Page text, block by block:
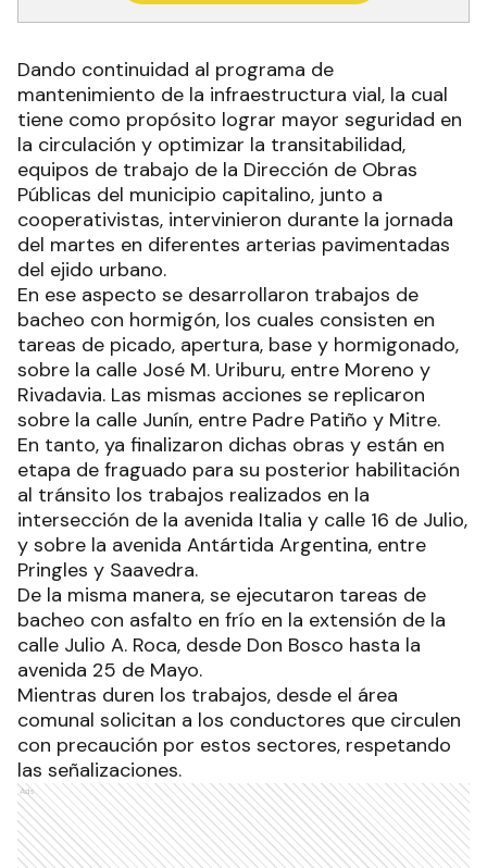
Dando continuidad al programa de
mantenimiento de la infraestructura vial, la cual
tiene como propósito lograr mayor seguridad en
la circulación y optimizar la transitabilidad,
equipos de trabajo de la Dirección de Obras
Públicas del municipio capitalino, junto a
cooperativistas, intervinieron durante la jornada
del martes en diferentes arterias pavimentadas
del ejido urbano.
En ese aspecto se desarrollaron trabajos de
bacheo con hormigón, los cuales consisten en
tareas de picado, apertura, base y hormigonado,
sobre la calle José M. Uriburu, entre Moreno y
Rivadavia. Las mismas acciones se replicaron
sobre la calle Junín, entre Padre Patiño y Mitre.
En tanto, ya finalizaron dichas obras y están en
etapa de fraguado para su posterior habilitación
al tránsito los trabajos realizados en la
intersección de la avenida Italia y calle 16 de Julio,
y sobre la avenida Antártida Argentina, entre
Pringles y Saavedra.
De la misma manera, se ejecutaron tareas de
bacheo con asfalto en frío en la extensión de la
calle Julio A. Roca, desde Don Bosco hasta la
avenida 25 de Mayo.
Mientras duren los trabajos, desde el área
comunal solicitan a los conductores que circulen
con precaución por estos sectores, respetando
las señalizaciones.
Ads